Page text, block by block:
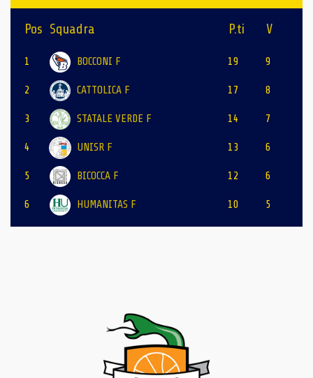
Pos Squadra P.ti V
1 BOCCONI F 19 9
2 CATTOLICA F 17 8
3 STATALE VERDE F 14 7
4 UNISR F 13 6
5 BICOCCA F 12 6
6 HUMANITAS F 10 5